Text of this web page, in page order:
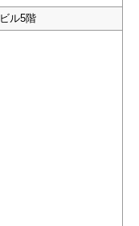
ル5階